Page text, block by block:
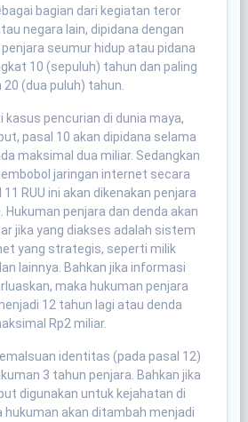
bagian dari kegiatan teror
negara lain, dipidana dengan
seumur hidup atau pidana
10 (sepuluh) tahun dan paling
20 (dua puluh) tahun.
kasus pencurian di dunia maya,
pasal 10 akan dipidana selama
maksimal dua miliar. Sedangkan
jaringan internet secara
RUU ini akan dikenakan penjara
penjara dan denda akan
jika yang diakses adalah sistem
yang strategis, seperti milik
lainnya. Bahkan jika informasi
maka hukuman penjara
12 tahun lagi atau denda
Rp2 miliar.
identitas (pada pasal 12)
3 tahun penjara. Bahkan jika
digunakan untuk kejahatan di
hukuman akan ditambah menjadi